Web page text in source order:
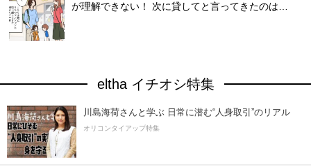
が理解できない！ 次に貸してと言ってきたのは…
eltha イチオシ特集
川島海荷さんと学ぶ 日常に潜む“人身取引”のリアル
オリコンタイアップ特集